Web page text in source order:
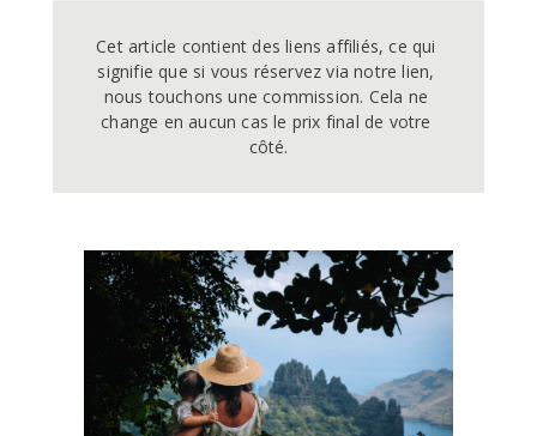
Cet article contient des liens affiliés, ce qui
signifie que si vous réservez via notre lien,
nous touchons une commission. Cela ne
change en aucun cas le prix final de votre
côté.